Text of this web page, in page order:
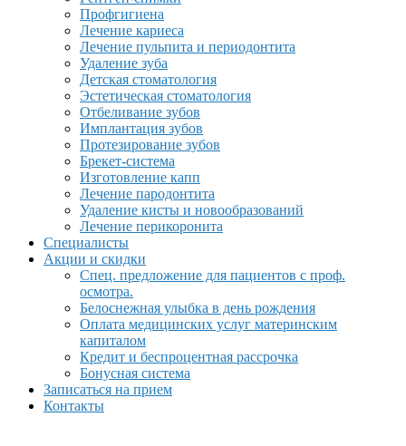
Профгигиена
Лечение кариеса
Лечение пульпита и периодонтита
Удаление зуба
Детская стоматология
Эстетическая стоматология
Отбеливание зубов
Имплантация зубов
Протезирование зубов
Брекет-система
Изготовление капп
Лечение пародонтита
Удаление кисты и новообразований
Лечение перикоронита
Специалисты
Акции и скидки
Спец. предложение для пациентов с проф.
осмотра.
Белоснежная улыбка в день рождения
Оплата медицинских услуг материнским
капиталом
Кредит и беспроцентная рассрочка
Бонусная система
Записаться на прием
Контакты